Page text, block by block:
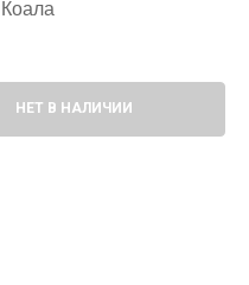
НЕТ В НАЛИЧИИ